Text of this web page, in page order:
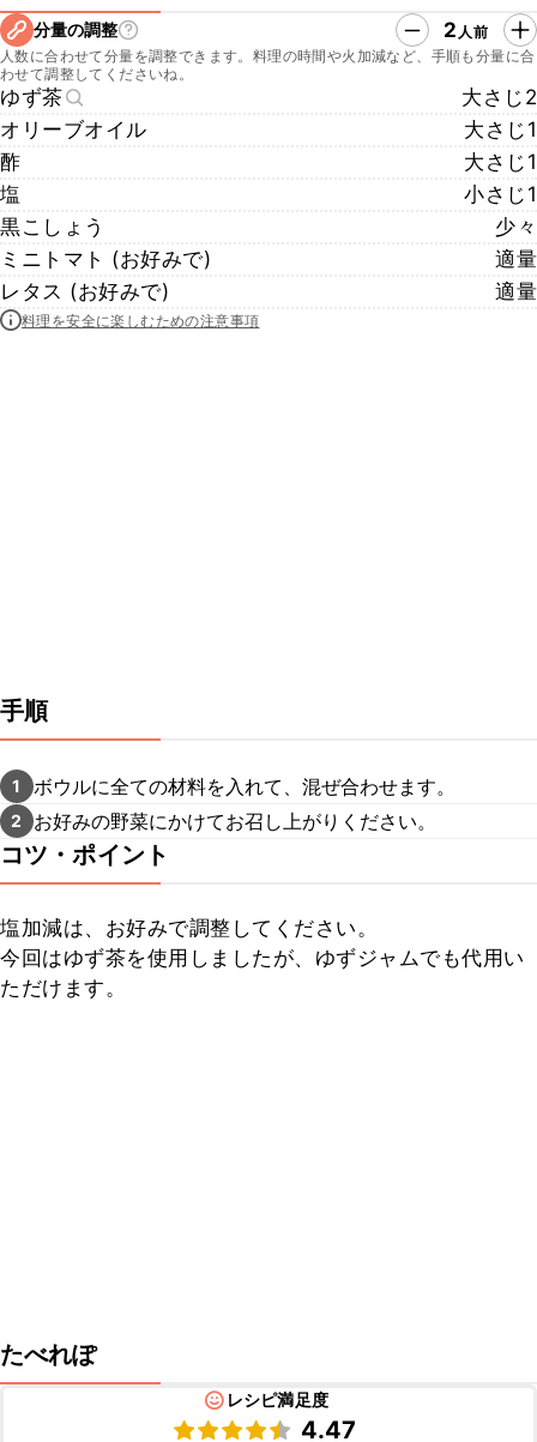
分量の調整 2 人前
人数に合わせて分量を調整できます。料理の時間や火加減など、手順も分量に合
わせて調整してくださいね。
ゆず茶
大さじ2
オリーブオイル
大さじ1
酢
大さじ1
塩
小さじ1
黒こしょう
少々
ミニトマト (お好みで)
適量
レタス (お好みで)
適量
料理を安全に楽しむための注意事項
手順
1 ボウルに全ての材料を入れて、混ぜ合わせます。
2 お好みの野菜にかけてお召し上がりください。
コツ・ポイント
塩加減は、お好みで調整してください。
今回はゆず茶を使用しましたが、ゆずジャムでも代用い
ただけます。
たべれぽ
レシピ満足度
4.47